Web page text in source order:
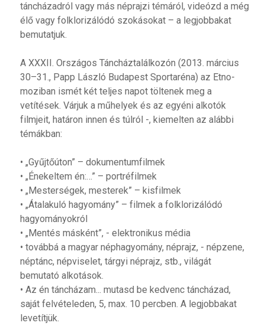
táncházadról vagy más néprajzi témáról, videózd a még
élő vagy folklorizálódó szokásokat – a legjobbakat
bemutatjuk.
A XXXII. Országos Táncháztalálkozón (2013. március
30–31., Papp László Budapest Sportaréna) az Etno-
moziban ismét két teljes napot töltenek meg a
vetítések. Várjuk a műhelyek és az egyéni alkotók
filmjeit, határon innen és túlról -, kiemelten az alábbi
témákban:
• „Gyűjtőúton” – dokumentumfilmek
• „Énekeltem én:…” – portréfilmek
• „Mesterségek, mesterek” – kisfilmek
• „Átalakuló hagyomány” – filmek a folklorizálódó
hagyományokról
• „Mentés másként”, - elektronikus média
• továbbá a magyar néphagyomány, néprajz, - népzene,
néptánc, népviselet, tárgyi néprajz, stb., világát
bemutató alkotások.
• Az én táncházam... mutasd be kedvenc táncházad,
saját felvételeden, 5, max. 10 percben. A legjobbakat
levetítjük.